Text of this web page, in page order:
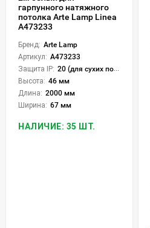
гарпунного натяжного
потолка Arte Lamp Linea
A473233
Бренд: Arte Lamp
Артикул: A473233
Защита IP: 20 (для сухих пом.)
Высота: 46 мм
Длина: 2000 мм
Ширина: 67 мм
НАЛИЧИЕ: 35 ШТ.